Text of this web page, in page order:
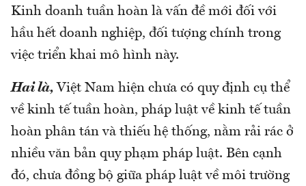
Kinh doanh tuần hoàn là vấn đề mới đối với
hầu hết doanh nghiệp, đối tượng chính trong
việc triển khai mô hình này.
Hai là, Việt Nam hiện chưa có quy định cụ thể
về kinh tế tuần hoàn, pháp luật về kinh tế tuần
hoàn phân tán và thiếu hệ thống, nằm rải rác ở
nhiều văn bản quy phạm pháp luật. Bên cạnh
đó, chưa đồng bộ giữa pháp luật về môi trường